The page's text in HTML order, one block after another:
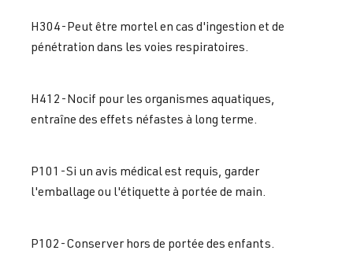
H304-Peut être mortel en cas d'ingestion et de
pénétration dans les voies respiratoires.
H412-Nocif pour les organismes aquatiques,
entraîne des effets néfastes à long terme.
P101-Si un avis médical est requis, garder
l'emballage ou l'étiquette à portée de main.
P102-Conserver hors de portée des enfants.